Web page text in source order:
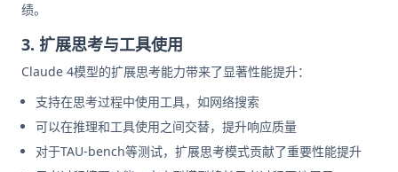
绩。
3. 扩展思考与工具使用
Claude 4模型的扩展思考能力带来了显著性能提升：
支持在思考过程中使用工具，如网络搜索
可以在推理和工具使用之间交替，提升响应质量
对于TAU-bench等测试，扩展思考模式贡献了重要性能提升